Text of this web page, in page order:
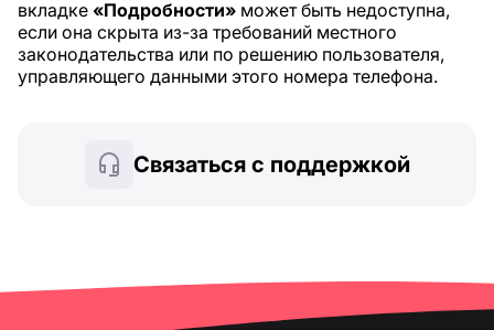
вкладке «Подробности» может быть недоступна,
если она скрыта из-за требований местного
законодательства или по решению пользователя,
управляющего данными этого номера телефона.
Связаться с поддержкой